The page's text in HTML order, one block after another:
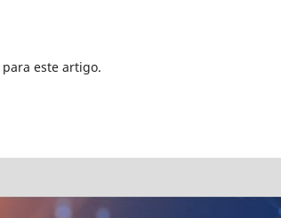
para este artigo.